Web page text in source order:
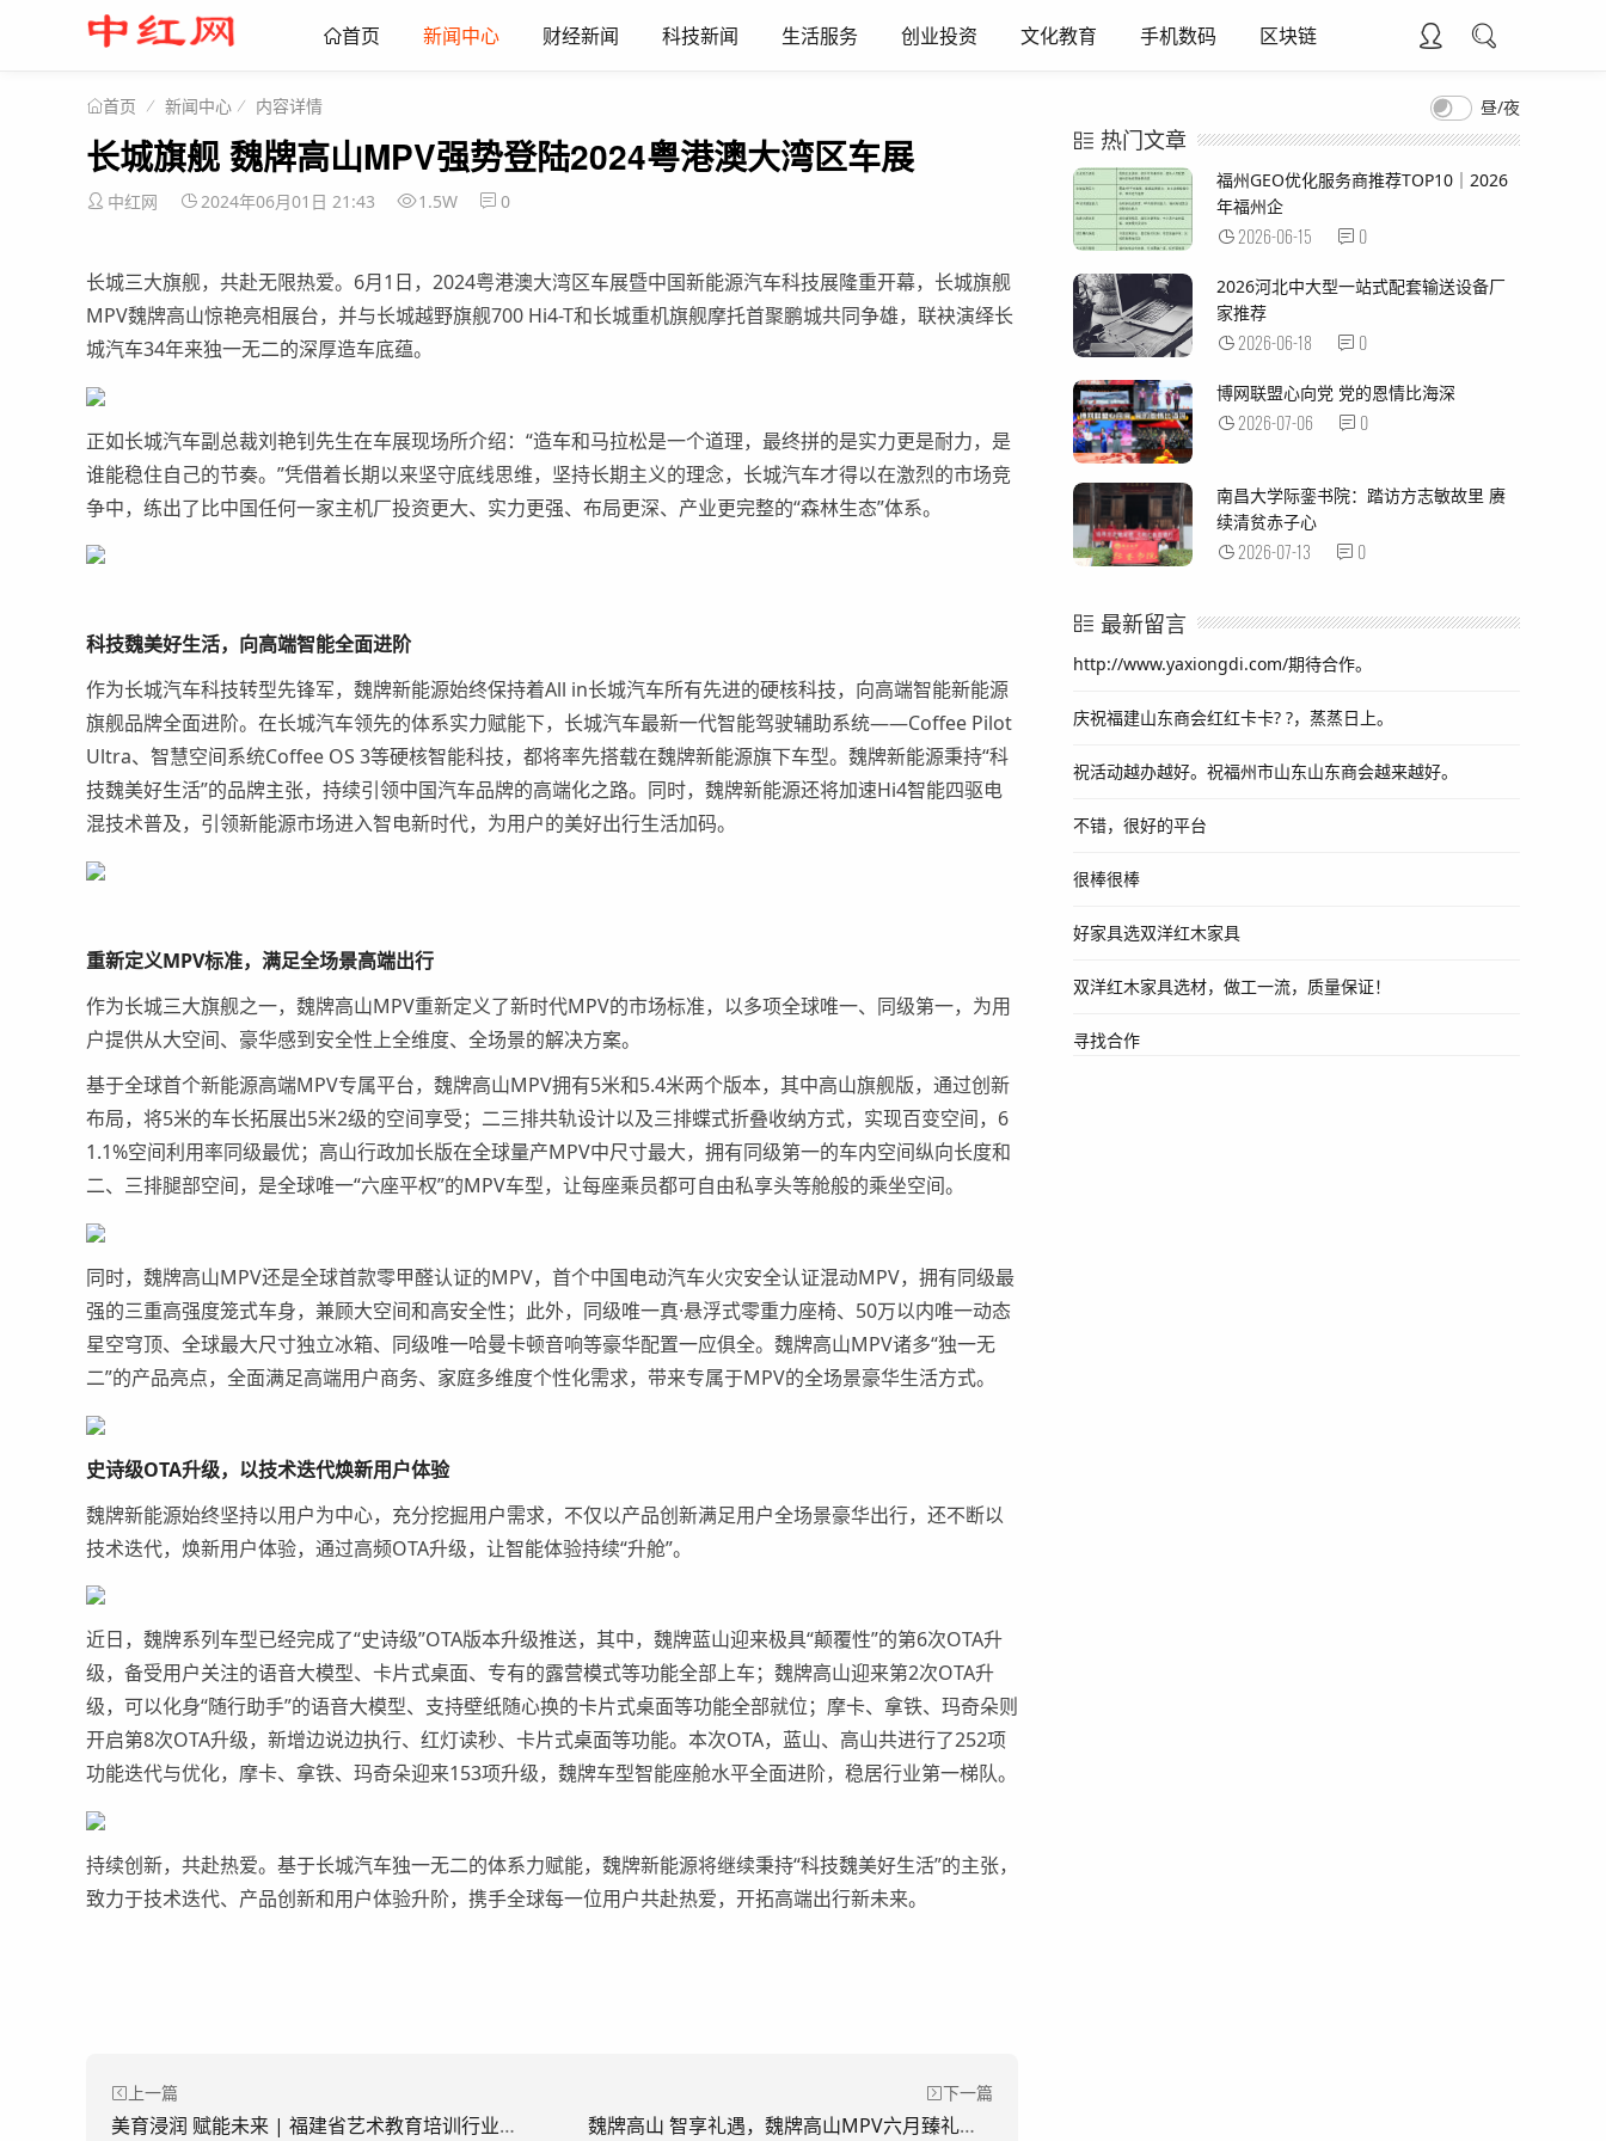
首页 新闻中心 财经新闻 科技新闻 生活服务 创业投资 文化教育 手机数码 区块链
昼/夜
首页 新闻中心 内容详情
长城旗舰 魏牌高山MPV强势登陆2024粤港澳大湾区车展
中红网 2024年06月01日 21:43 1.5W 0
长城三大旗舰，共赴无限热爱。6月1日，2024粤港澳大湾区车展暨中国新能源汽车科技展隆重开幕，长城旗舰
MPV魏牌高山惊艳亮相展台，并与长城越野旗舰700 Hi4-T和长城重机旗舰摩托首聚鹏城共同争雄，联袂演绎长
城汽车34年来独一无二的深厚造车底蕴。
正如长城汽车副总裁刘艳钊先生在车展现场所介绍：“造车和马拉松是一个道理，最终拼的是实力更是耐力，是
谁能稳住自己的节奏。”凭借着长期以来坚守底线思维，坚持长期主义的理念，长城汽车才得以在激烈的市场竞
争中，练出了比中国任何一家主机厂投资更大、实力更强、布局更深、产业更完整的“森林生态”体系。
科技魏美好生活，向高端智能全面进阶
作为长城汽车科技转型先锋军，魏牌新能源始终保持着All in长城汽车所有先进的硬核科技，向高端智能新能源
旗舰品牌全面进阶。在长城汽车领先的体系实力赋能下， 长城汽车最新一代智能驾驶辅助系统——Coffee Pilot
Ultra、 智慧空间系统Coffee OS 3等硬核智能科技， 都将率先搭载在魏牌新能源旗下车型。 魏牌新能源秉持“科
技魏美好生活”的品牌主张，持续引领中国汽车品牌的高端化之路。 同时，魏牌新能源还将加速Hi4智能四驱电
混技术普及，引领新能源市场进入智电新时代，为用户的美好出行生活加码。
重新定义MPV标准，满足全场景高端出行
作为长城三大旗舰之一，魏牌高山MPV重新定义了新时代MPV的市场标准，以多项全球唯一、同级第一， 为用
户提供从大空间、豪华感到安全性上全维度、全场景的解决方案。
基于全球首个新能源高端MPV专属平台，魏牌高山MPV拥有5米和5.4米两个版本，其中高山旗舰版，通过创新
布局，将5米的车长拓展出5米2级的空间享受； 二三排共轨设计以及三排蝶式折叠收纳方式， 实现百变空间， 6
1.1%空间利用率同级最优；高山行政加长版在全球量产MPV中尺寸最大，拥有同级第一的车内空间纵向长度和
二、三排腿部空间，是全球唯一“六座平权”的MPV车型，让每座乘员都可自由私享头等舱般的乘坐空间。
同时，魏牌高山MPV还是全球首款零甲醛认证的MPV，首个中国电动汽车火灾安全认证混动MPV，拥有同级最
强的三重高强度笼式车身，兼顾大空间和高安全性；此外，同级唯一真·悬浮式零重力座椅、50万以内唯一动态
星空穹顶、全球最大尺寸独立冰箱、同级唯一哈曼卡顿音响等豪华配置一应俱全。魏牌高山MPV诸多“独一无
二”的产品亮点，全面满足高端用户商务、 家庭多维度个性化需求，带来专属于MPV的全场景豪华生活方式。
史诗级OTA升级，以技术迭代焕新用户体验
魏牌新能源始终坚持以用户为中心，充分挖掘用户需求，不仅以产品创新满足用户全场景豪华出行，还不断以
技术迭代，焕新用户体验，通过高频OTA升级，让智能体验持续“升舱”。
近日， 魏牌系列车型已经完成了“史诗级”OTA版本升级推送， 其中，魏牌蓝山迎来极具“颠覆性”的第6次OTA升
级，备受用户关注的语音大模型、卡片式桌面、专有的露营模式等功能全部上车；魏牌高山迎来第2次OTA升
级，可以化身“随行助手”的语音大模型、支持壁纸随心换的卡片式桌面等功能全部就位；摩卡、拿铁、玛奇朵则
开启第8次OTA升级，新增边说边执行、红灯读秒、卡片式桌面等功能。本次OTA，蓝山、高山共进行了252项
功能迭代与优化，摩卡、拿铁、玛奇朵迎来153项升级，魏牌车型智能座舱水平全面进阶，稳居行业第一梯队。
持续创新，共赴热爱。基于长城汽车独一无二的体系力赋能，魏牌新能源将继续秉持“科技魏美好生活”的主张，
致力于技术迭代、产品创新和用户体验升阶， 携手全球每一位用户共赴热爱，开拓高端出行新未来。
上一篇
美育浸润 赋能未来 | 福建省艺术教育培训行业发展交流会圆满结束
下一篇
魏牌高山 智享礼遇，魏牌高山MPV六月臻礼加磅来袭
热门文章
福州GEO优化服务商推荐TOP10｜2026
年福州企
2026-06-15 0
2026河北中大型一站式配套输送设备厂
家推荐
2026-06-18 0
博网联盟心向党 党的恩情比海深
2026-07-06 0
南昌大学际銮书院：踏访方志敏故里 赓
续清贫赤子心
2026-07-13 0
最新留言
http://www.yaxiongdi.com/期待合作。
庆祝福建山东商会红红卡卡? ?，蒸蒸日上。
祝活动越办越好。祝福州市山东山东商会越来越好。
不错，很好的平台
很棒很棒
好家具选双洋红木家具
双洋红木家具选材，做工一流，质量保证！
寻找合作